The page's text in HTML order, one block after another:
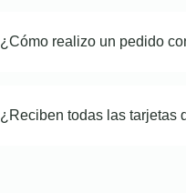
¿Cómo realizo un pedido
¿Reciben todas las tarjetas